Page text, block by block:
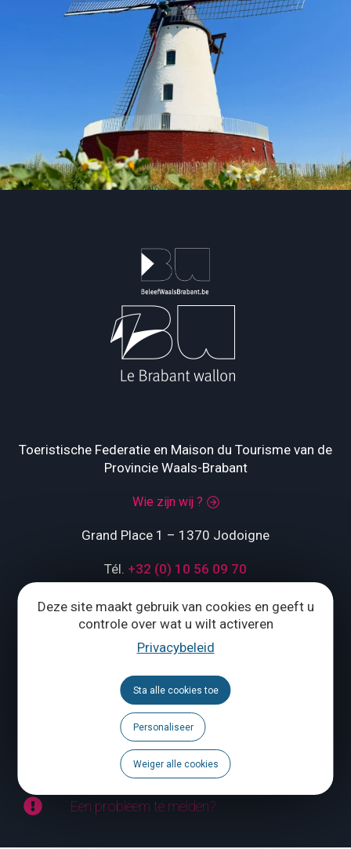
Deze site maakt gebruik van cookies en geeft u
controle over wat u wilt activeren
Privacybeleid
Sta alle cookies toe
Personaliseer
Weiger alle cookies
Toeristische Federatie en Maison du Tourisme van de
Provincie Waals-Brabant
Wie zijn wij ?
Grand Place 1 – 1370 Jodoigne
Tél. +32 (0) 10 56 09 70
Volg ons
Brochures
Een probleem te melden?